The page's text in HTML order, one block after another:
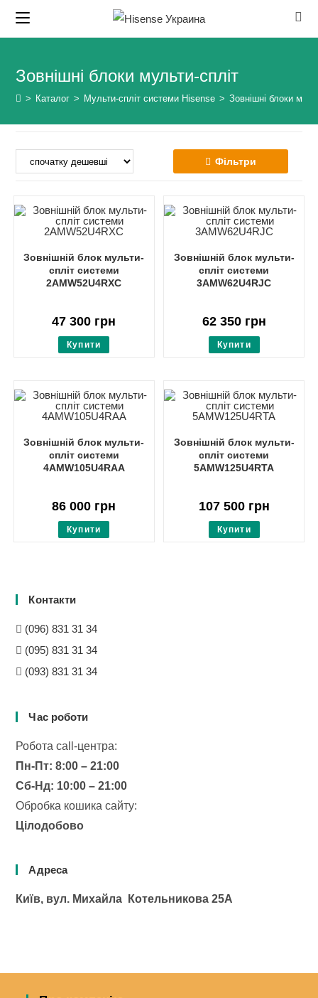
Зовнішні блоки мульти-спліт
> Каталог > Мульти-спліт системи Hisense > Зовнішні блоки
Фільтри
Зовнішній блок мульти-
спліт системи
2AMW52U4RXC
47 300 грн
Купити
Зовнішній блок мульти-
спліт системи
3AMW62U4RJC
62 350грн
Купити
Зовнішній блок мульти-
спліт системи
4AMW105U4RAA
86 000 грн
Купити
Зовнішній блок мульти-
спліт системи
5AMW125U4RTA
107 500грн
Купити
Контакти
(096) 831 31 34
(095) 831 31 34
(093) 831 31 34
Час роботи
Робота сall-центра:
Пн-Пт: 8:00 – 21:00
Сб-Нд: 10:00 – 21:00
Обробка кошика сайту:
Цілодобово
Адреса
Київ, вул. Михайла Котельникова 25А